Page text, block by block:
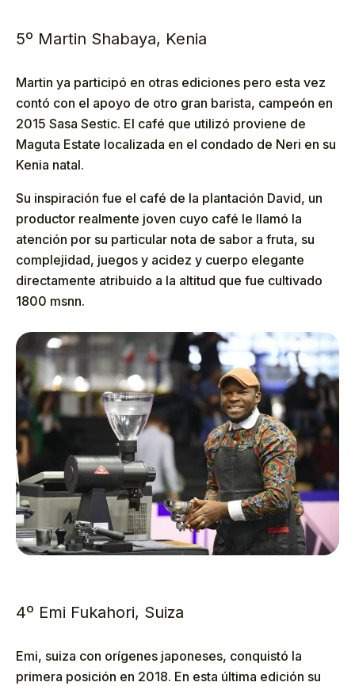
5º Martin Shabaya, Kenia
Martin ya participó en otras ediciones pero esta vez
contó con el apoyo de otro gran barista, campeón en
2015 Sasa Sestic. El café que utilizó proviene de
Maguta Estate localizada en el condado de Neri en su
Kenia natal.
Su inspiración fue el café de la plantación David, un
productor realmente joven cuyo café le llamó la
atención por su particular nota de sabor a fruta, su
complejidad, juegos y acidez y cuerpo elegante
directamente atribuido a la altitud que fue cultivado
1800 msnn.
4º Emi Fukahori, Suiza
Emi, suiza con orígenes japoneses, conquistó la
primera posición en 2018. En esta última edición su